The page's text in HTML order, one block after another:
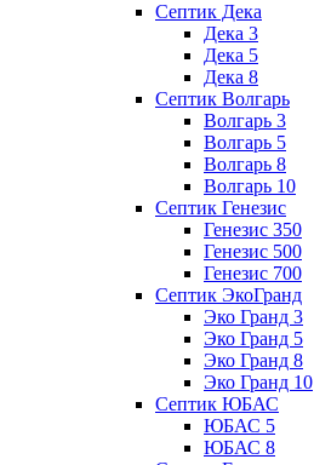
Септик Дека
Дека 3
Дека 5
Дека 8
Септик Волгарь
Волгарь 3
Волгарь 5
Волгарь 8
Волгарь 10
Септик Генезис
Генезис 350
Генезис 500
Генезис 700
Септик ЭкоГранд
Эко Гранд 3
Эко Гранд 5
Эко Гранд 8
Эко Гранд 10
Септик ЮБАС
ЮБАС 5
ЮБАС 8